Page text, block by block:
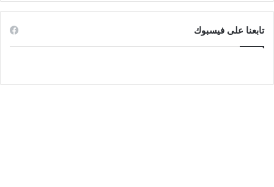
تابعنا على فيسبوك